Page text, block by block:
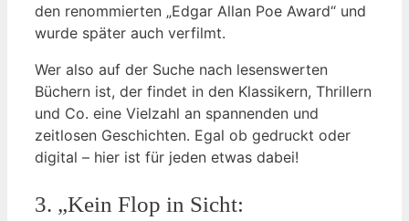
den renommierten „Edgar Allan Poe Award“ und
wurde später auch verfilmt.
Wer also auf der Suche nach lesenswerten
Büchern ist, der findet in den Klassikern, Thrillern
und Co. eine Vielzahl an spannenden und
zeitlosen Geschichten. Egal ob gedruckt oder
digital – hier ist für jeden etwas dabei!
3. „Kein Flop in Sicht: